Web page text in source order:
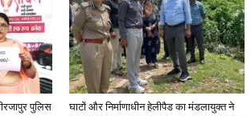
पुलिस
घाटों और निर्माणाधीन हेलीपैड का मंडलायुक्त ने